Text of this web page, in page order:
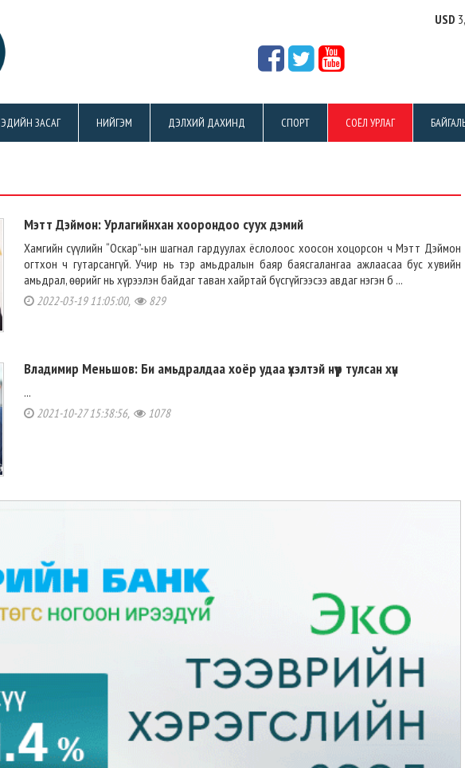
USD
ЭДИЙН ЗАСАГ НИЙГЭМ ДЭЛХИЙ ДАХИНД СПОРТ СОЁЛ УРЛАГ
Мэтт Дэймон: Урлагийнхан хоорондоо суух дэмий
Хамгийн сүүлийн “Оскар”-ын шагнал гардуулах ёслолоос хоосон хоцорсон ч Мэтт Дэймон
огтхон ч гутарсангүй. Учир нь тэр амьдралын баяр баясгалангаа ажлаасаа бус хувийн
амьдрал, өөрийг нь хүрээлэн байдаг таван хайртай бүсгүйгээсээ авдаг нэгэн б ...
2022-03-19 11:05:00, 829
Владимир Меньшов: Би амьдралдаа хоёр удаа үхэлтэй нүүр тулсан хүн
...
2021-10-27 15:38:56, 1078